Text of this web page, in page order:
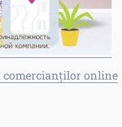
comercianților online